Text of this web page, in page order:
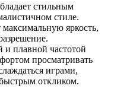
стильным
стиле.
максимальную яркость,
и плавной частотой
просматривать
играми,
откликом.